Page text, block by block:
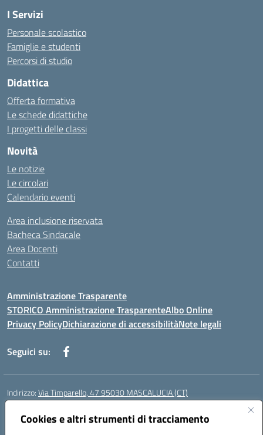
Cookies e altri strumenti di tracciamento
I Servizi
Personale scolastico
Famiglie e studenti
Percorsi di studio
Didattica
Offerta formativa
Le schede didattiche
I progetti delle classi
Novità
Le notizie
Le circolari
Calendario eventi
Area inclusione riservata
Bacheca Sindacale
Area Docenti
Contatti
Amministrazione Trasparente
STORICO Amministrazione TrasparenteAlbo Online
Privacy PolicyDichiarazione di accessibilitàNote legali
Seguici su:
Indirizzo:Via Timparello, 47 95030 MASCALUCIA (CT)
Centralino:
Posta elettronica certificata (PEC):ctic8bc002@pec.istruzione.it